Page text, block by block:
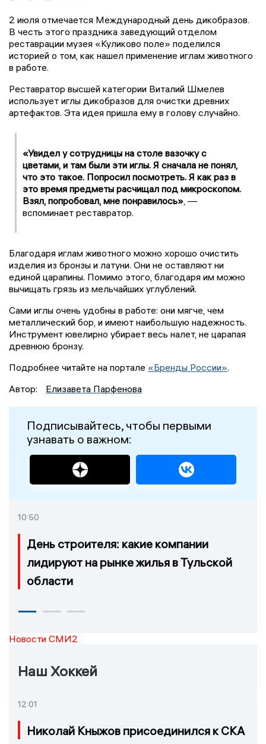
2 июля отмечается Международный день дикобразов.
В честь этого праздника заведующий отделом
реставрации музея «Куликово поле» поделился
историей о том, как нашел применение иглам животного
в работе.
Реставратор высшей категории Виталий Шмелев
использует иглы дикобразов для очистки древних
артефактов. Эта идея пришла ему в голову случайно.
«Увидел у сотрудницы на столе вазочку с
цветами, и там были эти иглы. Я сначала не понял,
что это такое. Попросил посмотреть. Я как раз в
это время предметы расчищал под микроскопом.
Взял, попробовал, мне понравилось», —
вспоминает реставратор.
Благодаря иглам животного можно хорошо очистить
изделия из бронзы и латуни. Они не оставляют ни
единой царапины. Помимо этого, благодаря им можно
вычищать грязь из мельчайших углублений.
Сами иглы очень удобны в работе: они мягче, чем
металлический бор, и имеют наибольшую надежность.
Инструмент ювелирно убирает весь налет, не царапая
древнюю бронзу.
Подробнее читайте на портале «Бренды России».
Автор:
Елизавета Парфенова
Подписывайтесь, чтобы первыми
узнавать о важном:
10:50
День строителя: какие компании
лидируют на рынке жилья в Тульской
области
Новости СМИ2
Наш Хоккей
12:01
Николай Кныжов присоединился к СКА